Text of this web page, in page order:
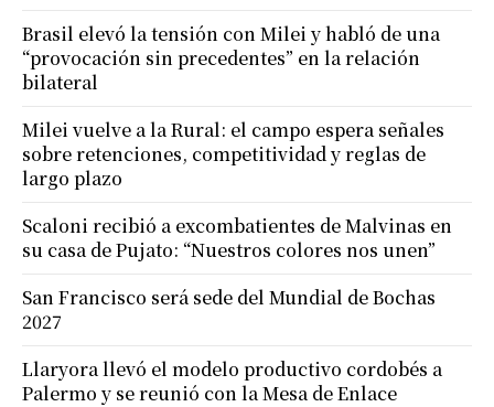
Brasil elevó la tensión con Milei y habló de una
“provocación sin precedentes” en la relación
bilateral
Milei vuelve a la Rural: el campo espera señales
sobre retenciones, competitividad y reglas de
largo plazo
Scaloni recibió a excombatientes de Malvinas en
su casa de Pujato: “Nuestros colores nos unen”
San Francisco será sede del Mundial de Bochas
2027
Llaryora llevó el modelo productivo cordobés a
Palermo y se reunió con la Mesa de Enlace